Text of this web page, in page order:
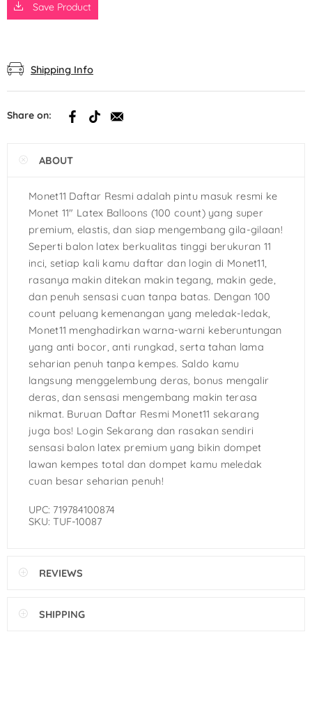
Save Product
Shipping Info
Share on:
ABOUT
Monet11 Daftar Resmi adalah pintu masuk resmi ke
Monet 11″ Latex Balloons (100 count) yang super
premium, elastis, dan siap mengembang gila-gilaan!
Seperti balon latex berkualitas tinggi berukuran 11
inci, setiap kali kamu daftar dan login di Monet11,
rasanya makin ditekan makin tegang, makin gede,
dan penuh sensasi cuan tanpa batas. Dengan 100
count peluang kemenangan yang meledak-ledak,
Monet11 menghadirkan warna-warni keberuntungan
yang anti bocor, anti rungkad, serta tahan lama
seharian penuh tanpa kempes. Saldo kamu
langsung menggelembung deras, bonus mengalir
deras, dan sensasi mengembang makin terasa
nikmat. Buruan Daftar Resmi Monet11 sekarang
juga bos! Login Sekarang dan rasakan sendiri
sensasi balon latex premium yang bikin dompet
lawan kempes total dan dompet kamu meledak
cuan besar seharian penuh!
UPC: 719784100874
SKU: TUF-10087
REVIEWS
SHIPPING